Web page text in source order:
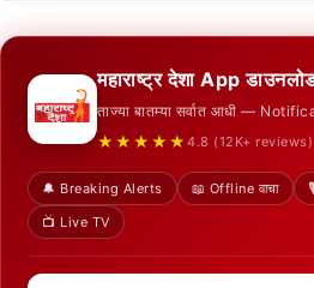
महाराष्ट्र देशा App
ताज्या बातम्या सर्वात आधी —
★★★★★ 4.8 (12K+ reviews)
🔔 Breaking Alerts 📖 Offline वाचा
📺 Live TV